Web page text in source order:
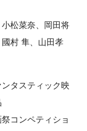
松菜奈、岡田将
村 隼、山田孝
タスティック映
コンペティショ